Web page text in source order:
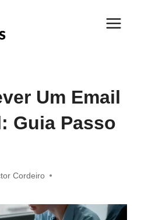
Um Email
Guia Passo
Cordeiro